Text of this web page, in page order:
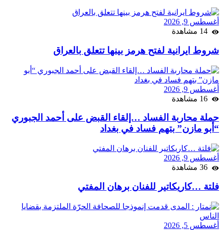
أغسطس 9, 2026
شروط ايرانية لفتح هرمز بينها تتعلق بالعراق
أغسطس 9, 2026
حملة محاربة الفساد …إلقاء القبض على أحمد الجبوري
“أبو مازن” بتهم فساد في بغداد
أغسطس 9, 2026
فلتة …كاريكاتير للفنان برهان المفتي
أغسطس 5, 2026